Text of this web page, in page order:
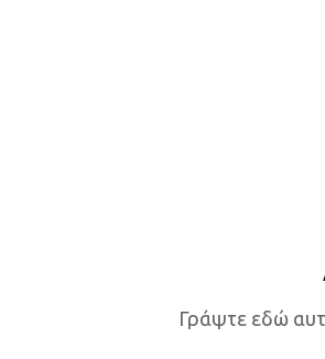
Γράψτε εδώ